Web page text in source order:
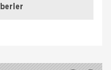
çözümleriyle